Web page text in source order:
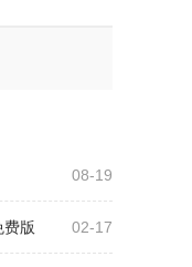
08-19
02-17
费版